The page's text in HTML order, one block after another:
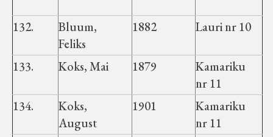
132.
Bluum,
Feliks
1882 Lauri nr 10
133. Koks, Mai 1879
Kamariku
nr 11
134.
Koks,
August
1901
Kamariku
nr 11